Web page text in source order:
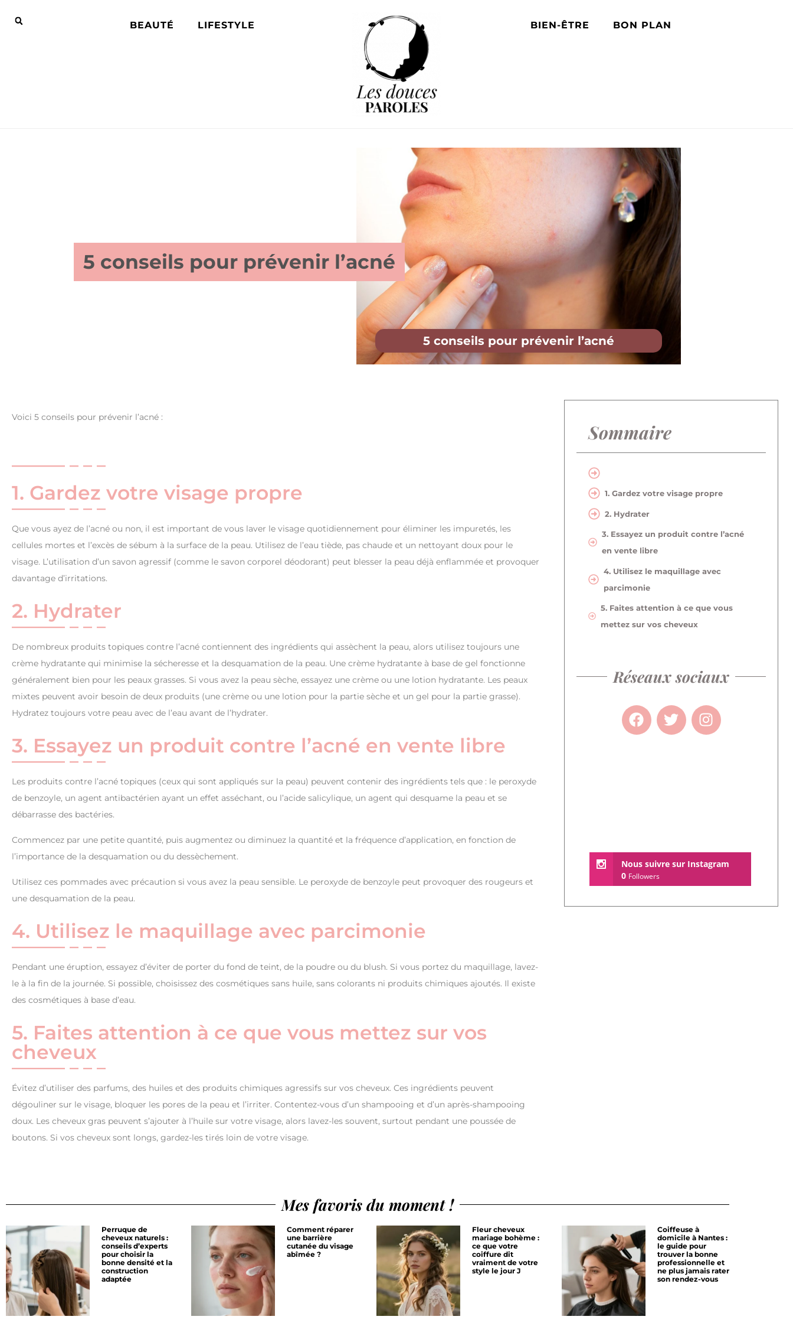
BEAUTÉ LIFESTYLE BIEN-ÊTRE BON PLAN
5 conseils pour prévenir l’acné
5 conseils pour prévenir l’acné
Voici 5 conseils pour prévenir l’acné :
1. Gardez votre visage propre
Que vous ayez de l’acné ou non, il est important de vous laver le visage quotidiennement pour éliminer les impuretés, les
cellules mortes et l’excès de sébum à la surface de la peau. Utilisez de l’eau tiède, pas chaude et un nettoyant doux pour le
visage. L’utilisation d’un savon agressif (comme le savon corporel déodorant) peut blesser la peau déjà enflammée et provoquer
davantage d’irritations.
2. Hydrater
De nombreux produits topiques contre l’acné contiennent des ingrédients qui assèchent la peau, alors utilisez toujours une
crème hydratante qui minimise la sécheresse et la desquamation de la peau. Une crème hydratante à base de gel fonctionne
généralement bien pour les peaux grasses. Si vous avez la peau sèche, essayez une crème ou une lotion hydratante. Les peaux
mixtes peuvent avoir besoin de deux produits (une crème ou une lotion pour la partie sèche et un gel pour la partie grasse).
Hydratez toujours votre peau avec de l’eau avant de l’hydrater.
3. Essayez un produit contre l’acné en vente libre
Les produits contre l’acné topiques (ceux qui sont appliqués sur la peau) peuvent contenir des ingrédients tels que : le peroxyde
de benzoyle, un agent antibactérien ayant un effet asséchant, ou l’acide salicylique, un agent qui desquame la peau et se
débarrasse des bactéries.
Commencez par une petite quantité, puis augmentez ou diminuez la quantité et la fréquence d’application, en fonction de
l’importance de la desquamation ou du dessèchement.
Utilisez ces pommades avec précaution si vous avez la peau sensible. Le peroxyde de benzoyle peut provoquer des rougeurs et
une desquamation de la peau.
4. Utilisez le maquillage avec parcimonie
Pendant une éruption, essayez d’éviter de porter du fond de teint, de la poudre ou du blush. Si vous portez du maquillage, lavez-
le à la fin de la journée. Si possible, choisissez des cosmétiques sans huile, sans colorants ni produits chimiques ajoutés. Il existe
des cosmétiques à base d’eau.
5. Faites attention à ce que vous mettez sur vos
cheveux
Évitez d’utiliser des parfums, des huiles et des produits chimiques agressifs sur vos cheveux. Ces ingrédients peuvent
dégouliner sur le visage, bloquer les pores de la peau et l’irriter. Contentez-vous d’un shampooing et d’un après-shampooing
doux. Les cheveux gras peuvent s’ajouter à l’huile sur votre visage, alors lavez-les souvent, surtout pendant une poussée de
boutons. Si vos cheveux sont longs, gardez-les tirés loin de votre visage.
Sommaire
1. Gardez votre visage propre
2. Hydrater
3. Essayez un produit contre l’acné
en vente libre
4. Utilisez le maquillage avec
parcimonie
5. Faites attention à ce que vous
mettez sur vos cheveux
Réseaux sociaux
Nous suivre sur Instagram
0 Followers
Mes favoris du moment !
Perruque de
cheveux naturels :
conseils d’experts
pour choisir la
bonne densité et la
construction
adaptée
Comment réparer
une barrière
cutanée du visage
abîmée ?
Fleur cheveux
mariage bohème :
ce que votre
coiffure dit
vraiment de votre
style le jour J
Coiffeuse à
domicile à Nantes :
le guide pour
trouver la bonne
professionnelle et
ne plus jamais rater
son rendez-vous